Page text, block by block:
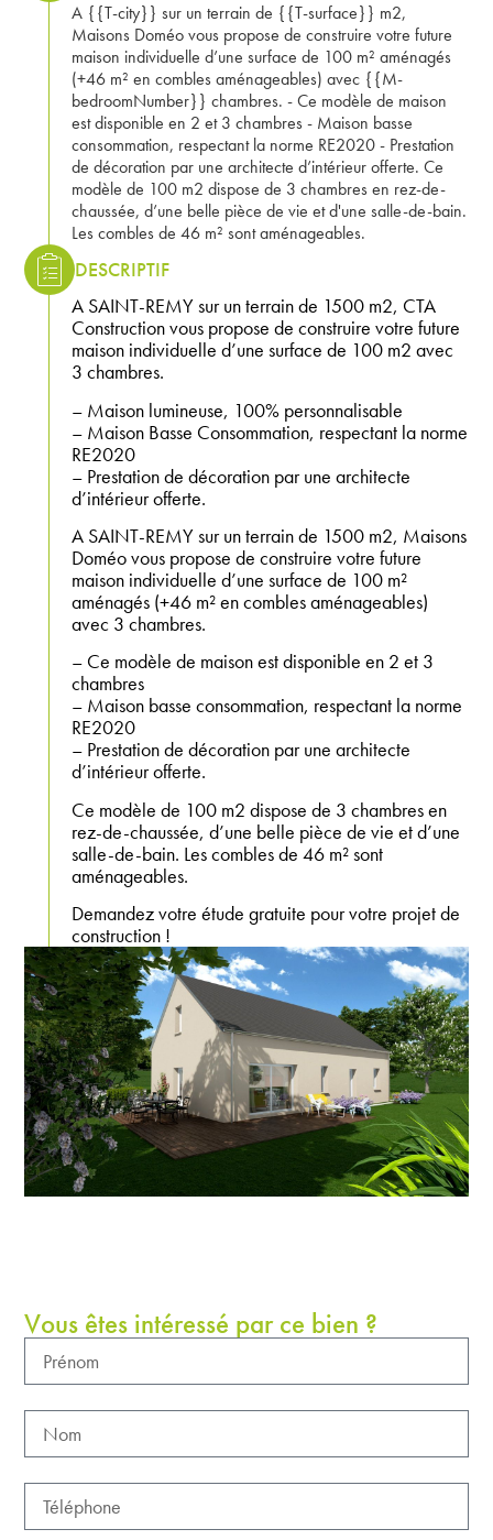
A {{T-city}} sur un terrain de {{T-surface}} m2,
Maisons Doméo vous propose de construire votre future
maison individuelle d’une surface de 100 m² aménagés
(+46 m² en combles aménageables) avec {{M-
bedroomNumber}} chambres. - Ce modèle de maison
est disponible en 2 et 3 chambres - Maison basse
consommation, respectant la norme RE2020 - Prestation
de décoration par une architecte d’intérieur offerte. Ce
modèle de 100 m2 dispose de 3 chambres en rez-de-
chaussée, d’une belle pièce de vie et d'une salle-de-bain.
Les combles de 46 m² sont aménageables.
DESCRIPTIF
A SAINT-REMY sur un terrain de 1500 m2, CTA
Construction vous propose de construire votre future
maison individuelle d’une surface de 100 m2 avec
3 chambres.
– Maison lumineuse, 100% personnalisable
– Maison Basse Consommation, respectant la norme
RE2020
– Prestation de décoration par une architecte
d’intérieur offerte.
A SAINT-REMY sur un terrain de 1500 m2, Maisons
Doméo vous propose de construire votre future
maison individuelle d’une surface de 100 m²
aménagés (+46 m² en combles aménageables)
avec 3 chambres.
– Ce modèle de maison est disponible en 2 et 3
chambres
– Maison basse consommation, respectant la norme
RE2020
– Prestation de décoration par une architecte
d’intérieur offerte.
Ce modèle de 100 m2 dispose de 3 chambres en
rez-de-chaussée, d’une belle pièce de vie et d’une
salle-de-bain. Les combles de 46 m² sont
aménageables.
Demandez votre étude gratuite pour votre projet de
construction !
Vous êtes intéressé par ce bien ?